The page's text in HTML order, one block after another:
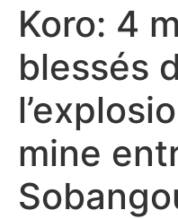
Koro: 4
blessés
mine